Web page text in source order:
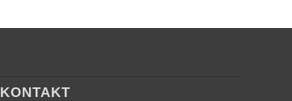
KONTAKT